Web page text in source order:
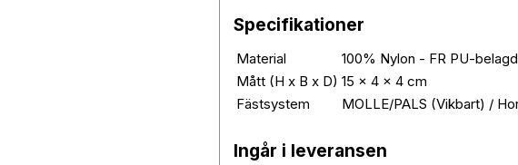
Specifikationer
Material
100% Nylon - FR PU-
Mått (H x B x D) 15 x 4 x 4 cm
Fästsystem
MOLLE/PALS (Vikbart) /
Ingår i leveransen